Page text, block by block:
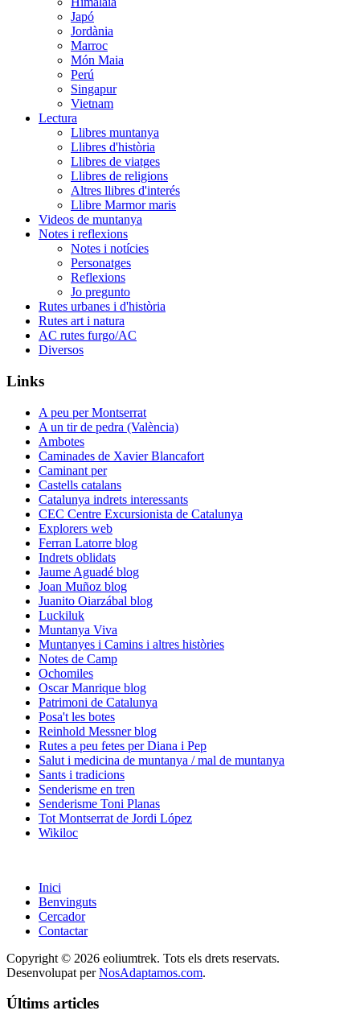
Japó
Jordània
Marroc
Món Maia
Perú
Singapur
Vietnam
Lectura
Llibres muntanya
Llibres d'història
Llibres de viatges
Llibres de religions
Altres llibres d'interés
Llibre Marmor maris
Videos de muntanya
Notes i reflexions
Notes i notícies
Personatges
Reflexions
Jo pregunto
Rutes urbanes i d'història
Rutes art i natura
AC rutes furgo/AC
Diversos
Links
A peu per Montserrat
A un tir de pedra (València)
Ambotes
Caminades de Xavier Blancafort
Caminant per
Castells catalans
Catalunya indrets interessants
CEC Centre Excursionista de Catalunya
Explorers web
Ferran Latorre blog
Indrets oblidats
Jaume Aguadé blog
Joan Muñoz blog
Juanito Oiarzábal blog
Luckiluk
Muntanya Viva
Muntanyes i Camins i altres històries
Notes de Camp
Ochomiles
Oscar Manrique blog
Patrimoni de Catalunya
Posa't les botes
Reinhold Messner blog
Rutes a peu fetes per Diana i Pep
Salut i medicina de muntanya / mal de muntanya
Sants i tradicions
Senderisme en tren
Senderisme Toni Planas
Tot Montserrat de Jordi López
Wikiloc
Inici
Benvinguts
Cercador
Contactar
Copyright © 2026 eoliumtrek. Tots els drets reservats.
Desenvolupat perNosAdaptamos.com.
Últims articles